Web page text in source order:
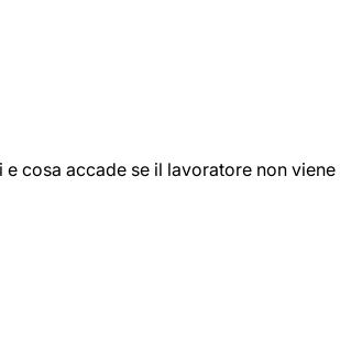
cosa accade se il lavoratore non